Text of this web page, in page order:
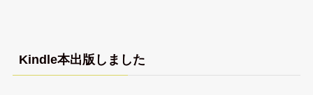
Kindle本出版しました